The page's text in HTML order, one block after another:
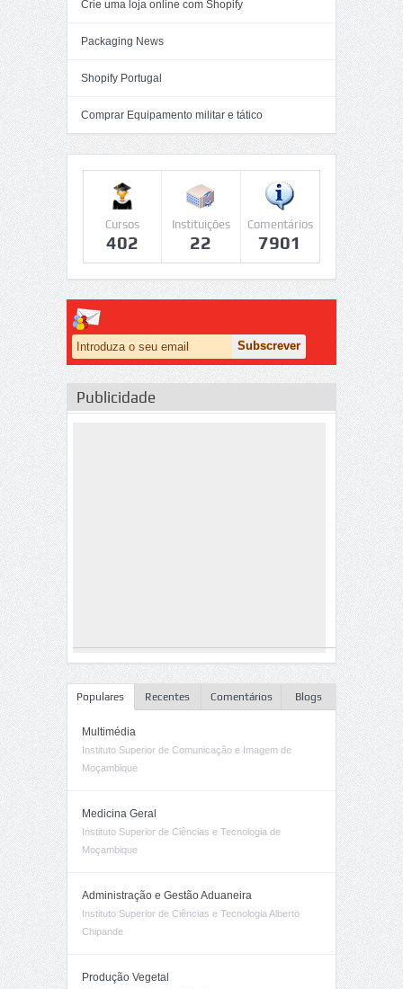
Crie uma loja online com Shopify
Packaging News
Shopify Portugal
Comprar Equipamento militar e tático
Cursos
402
Instituições
22
Comentários
7901
Publicidade
Populares Recentes Comentários Blogs
Multimédia
Instituto Superior de Comunicação e Imagem de
Moçambique
Medicina Geral
Instituto Superior de Ciências e Tecnologia de
Moçambique
Administração e Gestão Aduaneira
Instituto Superior de Ciências e Tecnologia Alberto
Chipande
Produção Vegetal